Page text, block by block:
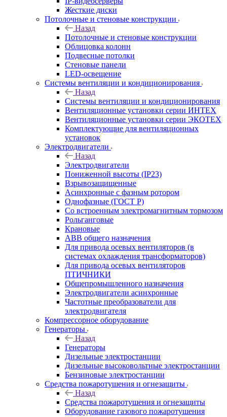
Жесткие диски
Потолочные и стеновые конструкции
Назад
Потолочные и стеновые конструкции
Облицовка колонн
Подвесные потолки
Стеновые панели
LED-освещение
Системы вентиляции и кондиционирования
Назад
Системы вентиляции и кондиционирования
Вентиляционные установки серии ИНТЕХ
Вентиляционные установки серии ЭКОТЕХ
Комплектующие для вентиляционных
установок
Электродвигатели
Назад
Электродвигатели
Пониженной высоты (IP23)
Взрывозащищенные
Асинхронные с фазным ротором
Однофазные (ГОСТ Р)
Со встроенным электромагнитным тормозом
Рольганговые
Крановые
АВВ общего назначения
Для привода осевых вентиляторов (в
системах охлаждения трансформаторов)
Для привода осевых вентиляторов
ПТИЧНИКИ
Общепромышленного назначения
Электродвигатели асинхронные
Частотные преобразователи для
электродвигателя
Компрессорное оборудование
Генераторы
Назад
Генераторы
Дизельные электростанции
Дизельные высоковольтные электростанции
Бензиновые электростанции
Средства пожаротушения и огнезащиты
Назад
Средства пожаротушения и огнезащиты
Оборудование газового пожаротушения